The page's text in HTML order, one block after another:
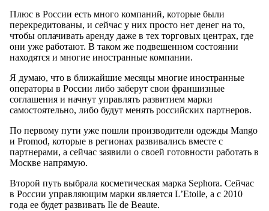
Плюс в России есть много компаний, которые были
перекредитованы, и сейчас у них просто нет денег на то,
чтобы оплачивать аренду даже в тех торговых центрах, где
они уже работают. В таком же подвешенном состоянии
находятся и многие иностранные компании.
Я думаю, что в ближайшие месяцы многие иностранные
операторы в России либо заберут свои франшизные
соглашения и начнут управлять развитием марки
самостоятельно, либо будут менять российских партнеров.
По первому пути уже пошли производители одежды Mango
и Promod, которые в регионах развивались вместе с
партнерами, а сейчас заявили о своей готовности работать в
Москве напрямую.
Второй путь выбрала косметическая марка Sephora. Сейчас
в России управляющим марки является L’Etoile, а с 2010
года ее будет развивать Ile de Beaute.